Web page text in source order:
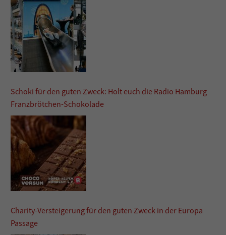
Schoki für den guten Zweck: Holt euch die Radio Hamburg
Franzbrötchen-Schokolade
Charity-Versteigerung für den guten Zweck in der Europa
Passage